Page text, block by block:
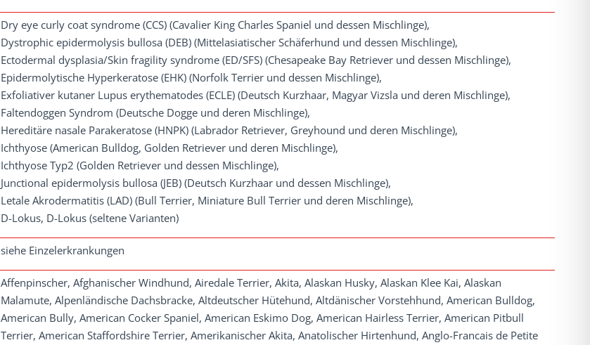
Dry eye curly coat syndrome (CCS) (Cavalier King Charles Spaniel und dessen Mischlinge),
Dystrophic epidermolysis bullosa (DEB) (Mittelasiatischer Schäferhund und dessen Mischlinge),
Ectodermal dysplasia/Skin fragility syndrome (ED/SFS) (Chesapeake Bay Retriever und dessen Mischlinge),
Epidermolytische Hyperkeratose (EHK) (Norfolk Terrier und dessen Mischlinge),
Exfoliativer kutaner Lupus erythematodes (ECLE) (Deutsch Kurzhaar, Magyar Vizsla und deren Mischlinge),
Faltendoggen Syndrom (Deutsche Dogge und deren Mischlinge),
Hereditäre nasale Parakeratose (HNPK) (Labrador Retriever, Greyhound und deren Mischlinge),
Ichthyose (American Bulldog, Golden Retriever und deren Mischlinge),
Ichthyose Typ2 (Golden Retriever und dessen Mischlinge),
Junctional epidermolysis bullosa (JEB) (Deutsch Kurzhaar und dessen Mischlinge),
Letale Akrodermatitis (LAD) (Bull Terrier, Miniature Bull Terrier und deren Mischlinge),
D-Lokus, D-Lokus (seltene Varianten)
siehe Einzelerkrankungen
Affenpinscher, Afghanischer Windhund, Airedale Terrier, Akita, Alaskan Husky, Alaskan Klee Kai, Alaskan
Malamute, Alpenländische Dachsbracke, Altdeutscher Hütehund, Altdänischer Vorstehhund, American Bulldog,
American Bully, American Cocker Spaniel, American Eskimo Dog, American Hairless Terrier, American Pitbull
Terrier, American Staffordshire Terrier, Amerikanischer Akita, Anatolischer Hirtenhund, Anglo-Francais de Petite